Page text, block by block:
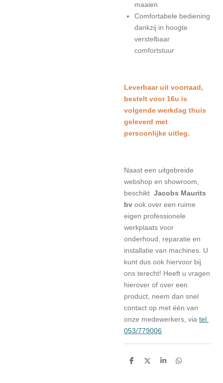
maaien
Comfortabele bediening
dankzij in hoogte
verstelbaar
comfortstuur
Leverbaar uit voorraad,
bestelt voor 16u is
volgende werkdag thuis
geleverd met
persoonlijke uitleg.
Naast een uitgebreide
webshop en showroom,
beschikt Jacobs Maurits
bv ook over een ruime
eigen professionele
werkplaats voor
onderhoud, reparatie en
installatie van machines. U
kunt dus ook hiervoor bij
ons terecht! Heeft u vragen
hierover of over een
product, neem dan snel
contact op met één van
onze medewerkers, via tel.
053/779006
D
D
S
D